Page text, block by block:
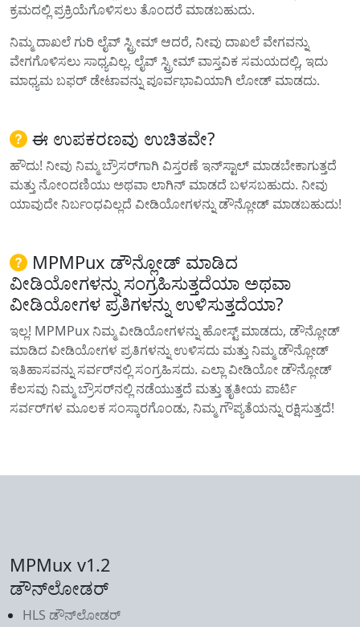
ಕ್ರಮದಲ್ಲಿ ಪ್ರಕ್ರಿಯೆಗೊಳಿಸಲು ತೊಂದರೆ ಮಾಡಬಹುದು.
ನಿಮ್ಮ ದಾಖಲೆ ಗುರಿ ಲೈವ್ ಸ್ಟ್ರೀಮ್ ಆದರೆ, ನೀವು ದಾಖಲೆ ವೇಗವನ್ನು
ವೇಗಗೊಳಿಸಲು ಸಾಧ್ಯವಿಲ್ಲ. ಲೈವ್ ಸ್ಟ್ರೀಮ್ ವಾಸ್ತವಿಕ ಸಮಯದಲ್ಲಿ, ಇದು
ಮಾಧ್ಯಮ ಬಫರ್ ಡೇಟಾವನ್ನು ಪೂರ್ವಭಾವಿಯಾಗಿ ಲೋಡ್ ಮಾಡದು.
ಈ ಉಪಕರಣವು ಉಚಿತವೇ?
ಹೌದು! ನೀವು ನಿಮ್ಮ ಬ್ರೌಸರ್‌ಗಾಗಿ ವಿಸ್ತರಣೆ ಇನ್‌ಸ್ಟಾಲ್ ಮಾಡಬೇಕಾಗುತ್ತದೆ
ಮತ್ತು ನೋಂದಣಿಯು ಅಥವಾ ಲಾಗಿನ್ ಮಾಡದೆ ಬಳಸಬಹುದು. ನೀವು
ಯಾವುದೇ ನಿರ್ಬಂಧವಿಲ್ಲದೆ ವೀಡಿಯೋಗಳನ್ನು ಡೌನ್ಲೋಡ್ ಮಾಡಬಹುದು!
MPMPux ಡೌನ್ಲೋಡ್ ಮಾಡಿದ
ವೀಡಿಯೋಗಳನ್ನು ಸಂಗ್ರಹಿಸುತ್ತದೆಯಾ ಅಥವಾ
ವೀಡಿಯೋಗಳ ಪ್ರತಿಗಳನ್ನು ಉಳಿಸುತ್ತದೆಯಾ?
ಇಲ್ಲ! MPMPux ನಿಮ್ಮ ವೀಡಿಯೋಗಳನ್ನು ಹೋಸ್ಟ್ ಮಾಡದು, ಡೌನ್ಲೋಡ್
ಮಾಡಿದ ವೀಡಿಯೋಗಳ ಪ್ರತಿಗಳನ್ನು ಉಳಿಸದು ಮತ್ತು ನಿಮ್ಮ ಡೌನ್ಲೋಡ್
ಇತಿಹಾಸವನ್ನು ಸರ್ವರ್‌ನಲ್ಲಿ ಸಂಗ್ರಹಿಸದು. ಎಲ್ಲಾ ವೀಡಿಯೋ ಡೌನ್ಲೋಡ್
ಕೆಲಸವು ನಿಮ್ಮ ಬ್ರೌಸರ್‌ನಲ್ಲಿ ನಡೆಯುತ್ತದೆ ಮತ್ತು ತೃತೀಯ ಪಾರ್ಟಿ
ಸರ್ವರ್‌ಗಳ ಮೂಲಕ ಸಂಸ್ಕಾರಗೊಂಡು, ನಿಮ್ಮ ಗೌಪ್ಯತೆಯನ್ನು ರಕ್ಷಿಸುತ್ತದೆ!
MPMux v1.2
ಡೌನ್‌ಲೋಡರ್
HLS ಡೌನ್‌ಲೋಡರ್